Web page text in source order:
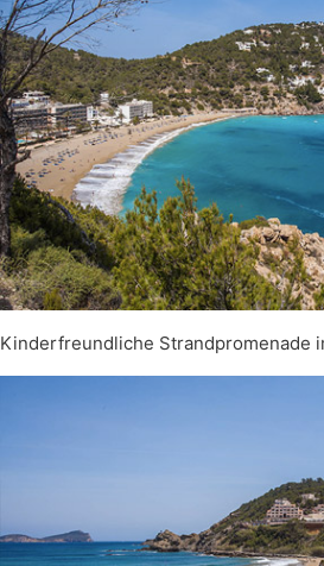
Kinderfreundliche Strandpromenade